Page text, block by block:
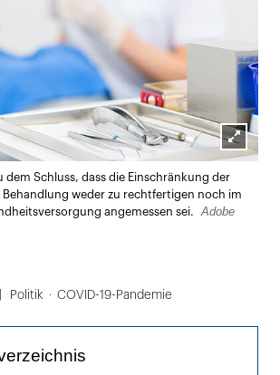
Lightbox
öffnen
dem Schluss, dass die Einschränkung der
weder zu rechtfertigen noch im
angemessen sei.
Adobe
Politik COVID-19-Pandemie